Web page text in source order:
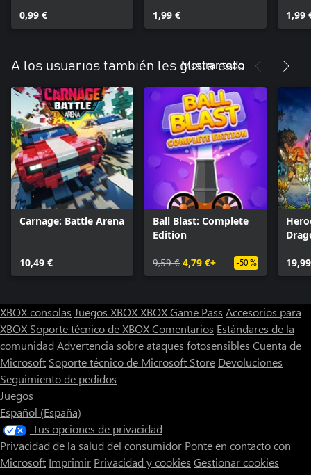
Warfare
0,99 €
1,99 €
1,99
A los usuarios también les gusta esto
Mostrar todo
Carnage: Battle Arena
10,49 €
Ball Blast: Complete
Edition
9,59 € 4,79 €+ -50 %
XBOX consolas Juegos XBOXXBOX Game Pass Accesorios para
XBOX Soporte técnico de XBOXComentarios Estándares de la
comunidad Advertencia sobre ataques fotosensibles Cuenta de
Microsoft Soporte técnico de Microsoft Store Devoluciones
Seguimiento de pedidos
Juegos
Español (España)
Tus opciones de privacidad
Privacidad de la salud del consumidor Ponte en contacto con
Microsoft Imprimir Privacidad y cookies Gestionar cookies